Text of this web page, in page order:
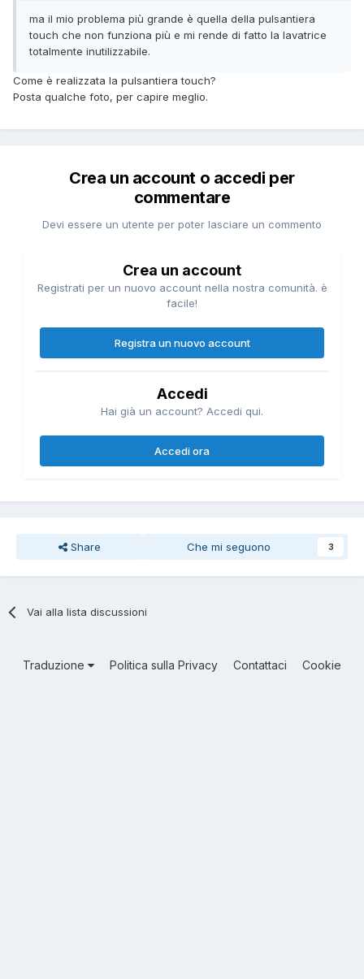
ma il mio problema più grande è quella della pulsantiera
touch che non funziona più e mi rende di fatto la lavatrice
totalmente inutilizzabile.
Come è realizzata la pulsantiera touch?
Posta qualche foto, per capire meglio.
Crea un account o accedi per
commentare
Devi essere un utente per poter lasciare un commento
Crea un account
Registrati per un nuovo account nella nostra comunità. è
facile!
Registra un nuovo account
Accedi
Hai già un account? Accedi qui.
Accedi ora
Share Che mi seguono 3
Vai alla lista discussioni
Traduzione Politica sulla Privacy Contattaci Cookie